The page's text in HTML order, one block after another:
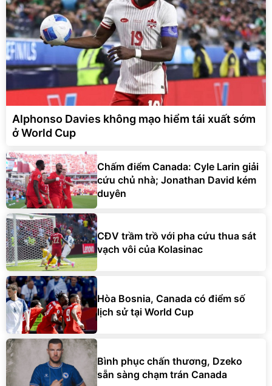
Alphonso Davies không mạo hiểm tái xuất sớm
ở World Cup
Chấm điểm Canada: Cyle Larin giải
cứu chủ nhà; Jonathan David kém
duyên
CĐV trầm trồ với pha cứu thua sát
vạch vôi của Kolasinac
Hòa Bosnia, Canada có điểm số
lịch sử tại World Cup
Bình phục chấn thương, Dzeko
sẵn sàng chạm trán Canada